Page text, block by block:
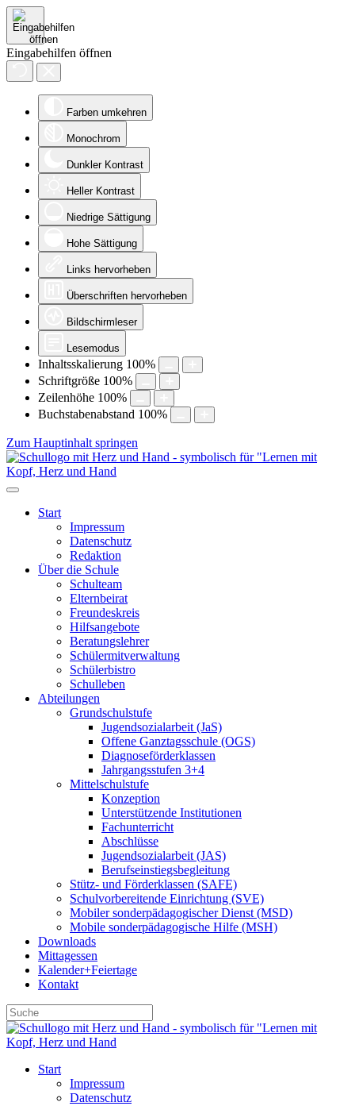
Eingabehilfen öffnen
Farben umkehren
Monochrom
Dunkler Kontrast
Heller Kontrast
Niedrige Sättigung
Hohe Sättigung
Links hervorheben
Überschriften hervorheben
Bildschirmleser
Lesemodus
Inhaltsskalierung 100%
Schriftgröße 100%
Zeilenhöhe 100%
Buchstabenabstand 100%
Zum Hauptinhalt springen
Start
Impressum
Datenschutz
Redaktion
Über die Schule
Schulteam
Elternbeirat
Freundeskreis
Hilfsangebote
Beratungslehrer
Schülermitverwaltung
Schülerbistro
Schulleben
Abteilungen
Grundschulstufe
Jugendsozialarbeit (JaS)
Offene Ganztagsschule (OGS)
Diagnoseförderklassen
Jahrgangsstufen 3+4
Mittelschulstufe
Konzeption
Unterstützende Institutionen
Fachunterricht
Abschlüsse
Jugendsozialarbeit (JAS)
Berufseinstiegsbegleitung
Stütz- und Förderklassen (SAFE)
Schulvorbereitende Einrichtung (SVE)
Mobiler sonder­­pädagogischer Dienst (MSD)
Mobile sonder­pädagogische Hilfe (MSH)
Downloads
Mittagessen
Kalender+Feiertage
Kontakt
Start
Impressum
Datenschutz